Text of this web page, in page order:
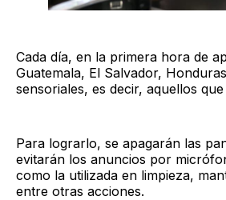
Cada día, en la primera hora de
Guatemala, El Salvador,
sensoriales, es decir, aquellos
Para lograrlo, se apagarán las
evitarán los anuncios por
como la utilizada en limpieza,
entre otras acciones.